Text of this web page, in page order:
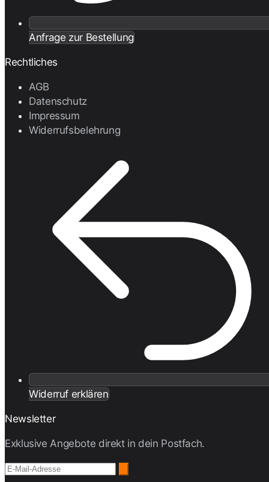
Anfrage zur Bestellung
Rechtliches
AGB
Datenschutz
Impressum
Widerrufsbelehrung
Widerruf erklären
Newsletter
Exklusive Angebote direkt in dein Postfach.